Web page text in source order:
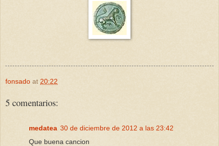
fonsado at 20:22
5 comentarios:
medatea 30 de diciembre de 2012 a las 23:42
Que buena cancion